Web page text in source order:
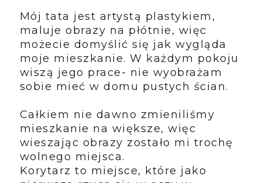
Mój tata jest artystą plastykiem,
maluje obrazy na płótnie, więc
możecie domyślić się jak wygląda
moje mieszkanie. W każdym pokoju
wiszą jego prace- nie wyobrażam
sobie mieć w domu pustych ścian.
Całkiem nie dawno zmieniliśmy
mieszkanie na większe, więc
wieszając obrazy zostało mi trochę
wolnego miejsca.
Korytarz to miejsce, które jako